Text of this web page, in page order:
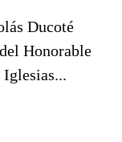
Ducoté
Honorable